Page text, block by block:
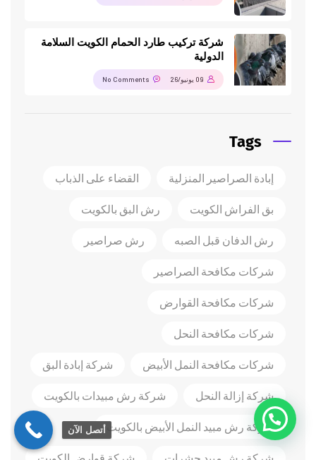
شركة تركيب طارد الحمام الكويت السلامة
الدولية
09 يونيو/26 No Comments
Tags
إبادة الصراصير المنزلية القضاء على الذباب
بق الفراش الكويت رش البق بالكويت
رش الدفان قبل الصبه رش صراصير
شركات مكافحة الصراصير
شركات مكافحة القوارض
شركات مكافحة النحل
شركات مكافحة النمل الأبيض شركة إبادة البق
شركة إزالة النحل شركة رش مبيدات بالكويت
شركة رش مبيد النمل الأبيض بالكويت
شركة رش مبيد حشرات شركة قوارض الكويت
أتصل الآن